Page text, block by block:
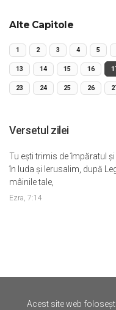
Alte Capitole
1 2 3 4 5
13 14 15 16
23 24 25 26
Versetul zilei
Tu eşti trimis de împăratul
în Iuda şi Ierusalim, după
mâinile tale,
Ezra, 7:14
Acest site web